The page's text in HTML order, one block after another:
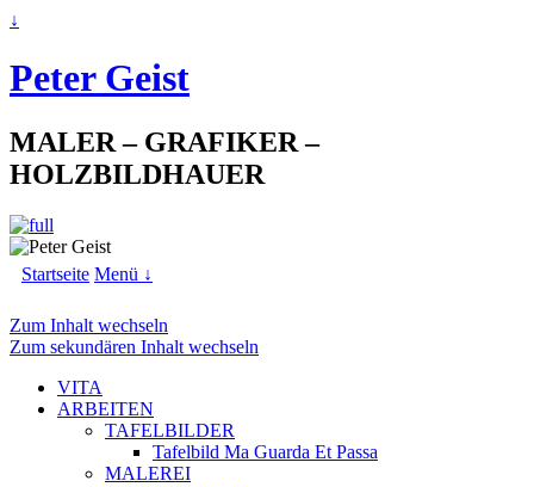
↓
Peter Geist
MALER – GRAFIKER –
HOLZBILDHAUER
Startseite Menü ↓
Zum Inhalt wechseln
Zum sekundären Inhalt wechseln
VITA
ARBEITEN
TAFELBILDER
Tafelbild Ma Guarda Et Passa
MALEREI